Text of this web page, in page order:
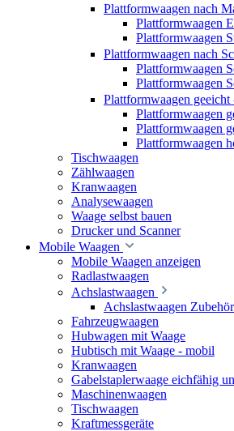
Plattformwaagen nach
Plattformwaagen
Plattformwaagen
Plattformwaagen nach
Plattformwaagen
Plattformwaagen
Plattformwaagen geeicht
Plattformwaagen
Plattformwaagen
Plattformwaagen
Tischwaagen
Zählwaagen
Kranwaagen
Analysewaagen
Waage selbst bauen
Drucker und Scanner
Mobile Waagen
Mobile Waagen anzeigen
Radlastwaagen
Achslastwaagen
Achslastwaagen Zubehör
Fahrzeugwaagen
Hubwagen mit Waage
Hubtisch mit Waage - mobil
Kranwaagen
Gabelstaplerwaage eichfähig
Maschinenwaagen
Tischwaagen
Kraftmessgeräte